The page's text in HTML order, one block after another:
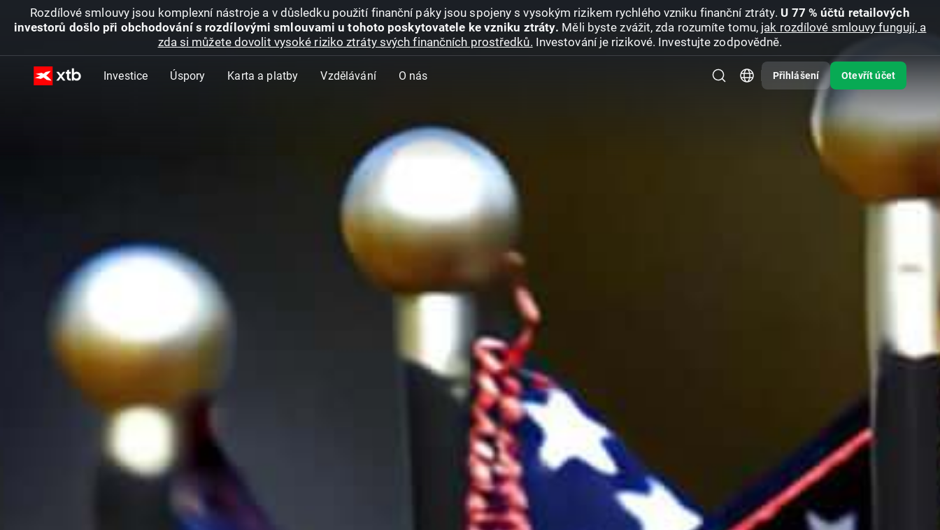
Rozdílové smlouvy jsou komplexní nástroje a v důsledku použití finanční páky jsou spojeny s vysokým rizikem rychlého vzniku finanční ztráty. U 77 % účtů retailových
investorů došlo při obchodování s rozdílovými smlouvami u tohoto poskytovatele ke vzniku ztráty. Měli byste zvážit, zda rozumíte tomu, jak rozdílové smlouvy fungují, a
zda si můžete dovolit vysoké riziko ztráty svých finančních prostředků. Investování je rizikové. Investujte zodpovědně.
Investice Úspory Karta a platby Vzdělávání O nás Přihlášení Otevřít účet